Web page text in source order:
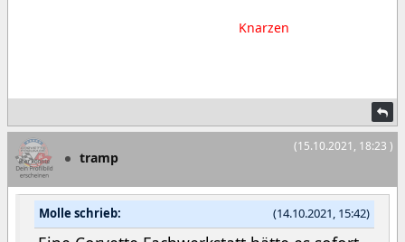
Knarzen
(15.10.2021, 18:23 )
tramp
(14.10.2021, 15:42)
Molle schrieb: